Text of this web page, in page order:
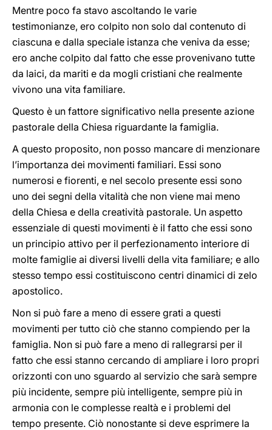
Mentre poco fa stavo ascoltando le varie
testimonianze, ero colpito non solo dal contenuto di
ciascuna e dalla speciale istanza che veniva da esse;
ero anche colpito dal fatto che esse provenivano tutte
da laici, da mariti e da mogli cristiani che realmente
vivono una vita familiare.
Questo è un fattore significativo nella presente azione
pastorale della Chiesa riguardante la famiglia.
A questo proposito, non posso mancare di menzionare
l’importanza dei movimenti familiari. Essi sono
numerosi e fiorenti, e nel secolo presente essi sono
uno dei segni della vitalità che non viene mai meno
della Chiesa e della creatività pastorale. Un aspetto
essenziale di questi movimenti è il fatto che essi sono
un principio attivo per il perfezionamento interiore di
molte famiglie ai diversi livelli della vita familiare; e allo
stesso tempo essi costituiscono centri dinamici di zelo
apostolico.
Non si può fare a meno di essere grati a questi
movimenti per tutto ciò che stanno compiendo per la
famiglia. Non si può fare a meno di rallegrarsi per il
fatto che essi stanno cercando di ampliare i loro propri
orizzonti con uno sguardo al servizio che sarà sempre
più incidente, sempre più intelligente, sempre più in
armonia con le complesse realtà e i problemi del
tempo presente. Ciò nonostante si deve esprimere la